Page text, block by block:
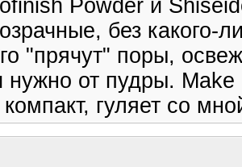
Powder и
без какого-
"прячут" поры,
нужно от пудры.
гуляет со